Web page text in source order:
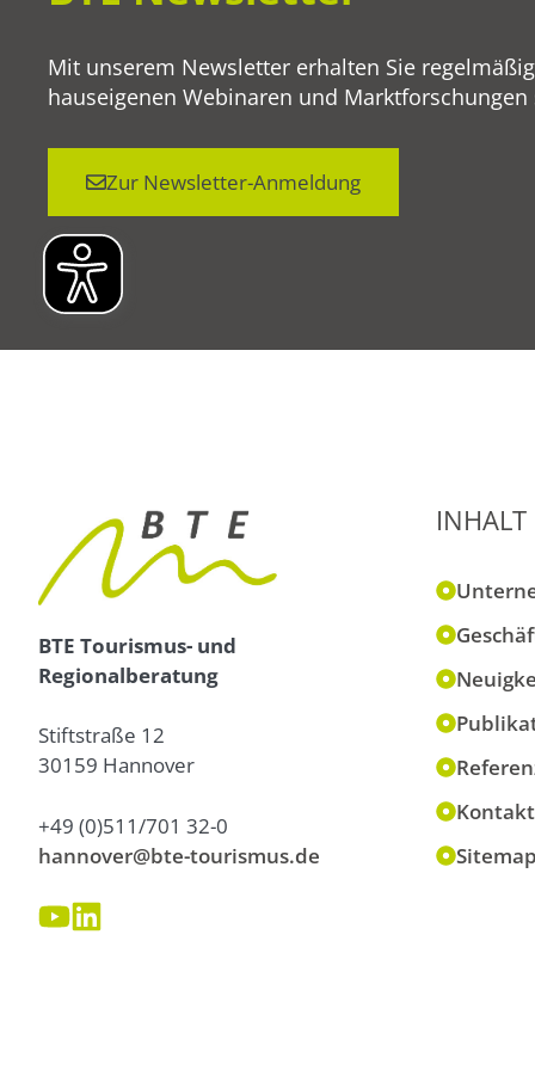
Mit unserem Newsletter erhalten Sie
hauseigenen Webinaren und
Zur Newsletter-Anmeldung
BTE Tourismus- und
Regionalberatung
Stiftstraße 12
30159 Hannover
+49 (0)511/701 32-0
hannover@bte-tourismus.de
INHALT
Kontakt
Sitemap